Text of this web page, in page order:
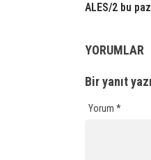
ALES/2 bu
YORUMLAR
Bir yanıt
Yorum *